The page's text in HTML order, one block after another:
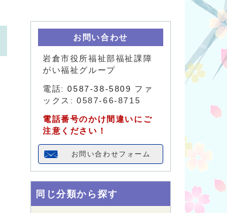
お問い合わせ
岩倉市役所福祉部福祉課障
がい福祉グループ
電話:0587-38-5809 ファ
ックス: 0587-66-8715
電話番号のかけ間違いにご
注意ください！
お問い合わせフォーム
同じ分類から探す